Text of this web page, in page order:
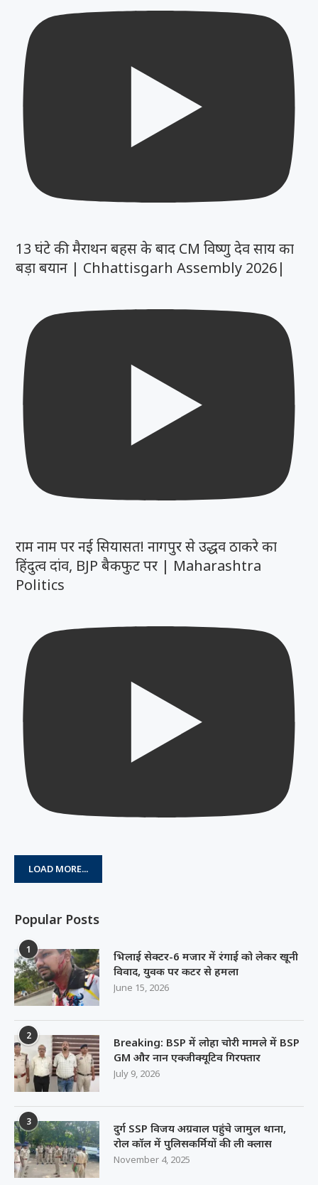
13 घंटे की मैराथन बहस के बाद CM विष्णु देव साय का
बड़ा बयान | Chhattisgarh Assembly 2026|
राम नाम पर नई सियासत! नागपुर से उद्धव ठाकरे का
हिंदुत्व दांव, BJP बैकफुट पर | Maharashtra
Politics
LOAD MORE...
Popular Posts
1
भिलाई सेक्टर-6 मजार में रंगाई को लेकर खूनी
विवाद, युवक पर कटर से हमला
June 15, 2026
2
Breaking: BSP में लोहा चोरी मामले में BSP
GM और नान एक्जीक्यूटिव गिरफ्तार
July 9, 2026
3
दुर्ग SSP विजय अग्रवाल पहुंचे जामुल थाना,
रोल कॉल में पुलिसकर्मियों की ली क्लास
November 4, 2025